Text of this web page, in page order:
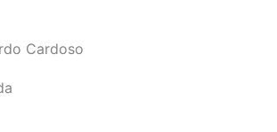
Cardoso